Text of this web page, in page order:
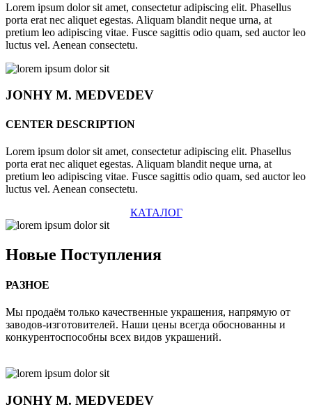
Lorem ipsum dolor sit amet, consectetur adipiscing elit. Phasellus
porta erat nec aliquet egestas. Aliquam blandit neque urna, at
pretium leo adipiscing vitae. Fusce sagittis odio quam, sed auctor leo
luctus vel. Aenean consectetu.
JONHYM. MEDVEDEV
CENTER DESCRIPTION
Lorem ipsum dolor sit amet, consectetur adipiscing elit. Phasellus
porta erat nec aliquet egestas. Aliquam blandit neque urna, at
pretium leo adipiscing vitae. Fusce sagittis odio quam, sed auctor leo
luctus vel. Aenean consectetu.
КАТАЛОГ
Новые Поступления
РАЗНОЕ
Мы продаём только качественные украшения, напрямую от
заводов-изготовителей. Наши цены всегда обоснованны и
конкурентоспособны всех видов украшений.
JONHYM. MEDVEDEV